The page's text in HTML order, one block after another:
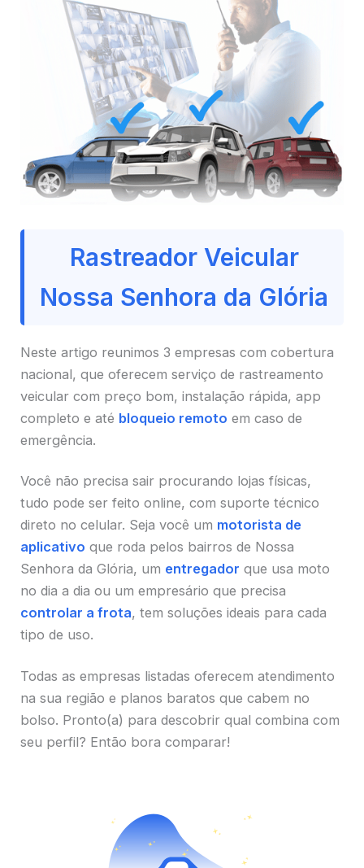
Rastreador Veicular
Nossa Senhora da Glória
Neste artigo reunimos 3 empresas com cobertura
nacional, que oferecem serviço de rastreamento
veicular com preço bom, instalação rápida, app
completo e até bloqueio remoto em caso de
emergência.
Você não precisa sair procurando lojas físicas,
tudo pode ser feito online, com suporte técnico
direto no celular. Seja você um motorista de
aplicativo que roda pelos bairros de Nossa
Senhora da Glória, um entregador que usa moto
no dia a dia ou um empresário que precisa
controlar a frota, tem soluções ideais para cada
tipo de uso.
Todas as empresas listadas oferecem atendimento
na sua região e planos baratos que cabem no
bolso. Pronto(a) para descobrir qual combina com
seu perfil? Então bora comparar!